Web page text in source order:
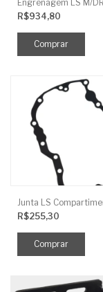
R$934,80
R$255,30